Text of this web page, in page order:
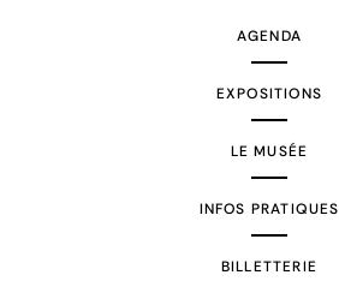
AGENDA
EXPOSITIONS
LE MUSÉE
INFOS PRATIQUES
BILLETTERIE